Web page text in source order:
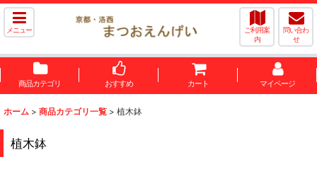
メニュー
ご利用案
内
問い合わ
せ
商品カテゴリ おすすめ カート マイページ
ホーム > 商品カテゴリ一覧 > 植木鉢
植木鉢